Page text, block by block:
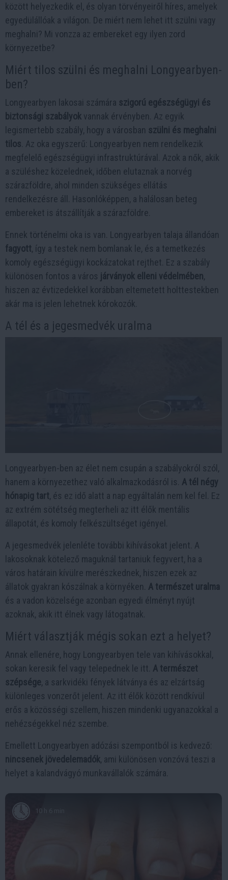
között helyezkedik el, és olyan törvényeiről híres, amelyek
egyedülállóak a világon. De miért nem lehet itt szülni vagy
meghalni? Mi vonzza az embereket egy ilyen zord
környezetbe?
Miért tilos szülni és meghalni Longyearbyen-
ben?
Longyearbyen lakosai számára szigorú egészségügyi és
biztonsági szabályok vannak érvényben. Az egyik
legismertebb szabály, hogy a városban szülni és meghalni
tilos . Az oka egyszerű: Longyearbyen nem rendelkezik
megfelelő egészségügyi infrastruktúrával. Azok a nők, akik
a szüléshez közelednek, időben elutaznak a norvég
szárazföldre, ahol minden szükséges ellátás
rendelkezésre áll. Hasonlóképpen, a halálosan beteg
embereket is átszállítják a szárazföldre.
Ennek történelmi oka is van. Longyearbyen talaja állandóan
fagyott, így a testek nem bomlanak le, és a temetkezés
komoly egészségügyi kockázatokat rejthet. Ez a szabály
különösen fontos a város járványok elleni védelmében,
hiszen az évtizedekkel korábban eltemetett holttestekben
akár ma is jelen lehetnek kórokozók.
A tél és a jegesmedvék uralma
Longyearbyen-ben az élet nem csupán a szabályokról szól,
hanem a környezethez való alkalmazkodásról is. A tél négy
hónapig tart, és ez idő alatt a nap egyáltalán nem kel fel. Ez
az extrém sötétség megterheli az itt élők mentális
állapotát, és komoly felkészültséget igényel.
A jegesmedvék jelenléte további kihívásokat jelent. A
lakosoknak kötelező maguknál tartaniuk fegyvert, ha a
város határain kívülre merészkednek, hiszen ezek az
állatok gyakran kószálnak a környéken. A természet uralma
és a vadon közelsége azonban egyedi élményt nyújt
azoknak, akik itt élnek vagy látogatnak.
Miért választják mégis sokan ezt a helyet?
Annak ellenére, hogy Longyearbyen tele van kihívásokkal,
sokan keresik fel vagy telepednek le itt. A természet
szépsége, a sarkvidéki fények látványa és az elzártság
különleges vonzerőt jelent. Az itt élők között rendkívül
erős a közösségi szellem, hiszen mindenki ugyanazokkal a
nehézségekkel néz szembe.
Emellett Longyearbyen adózási szempontból is kedvező:
nincsenek jövedelemadók, ami különösen vonzóvá teszi a
helyet a kalandvágyó munkavállalók számára.
10 h 6 min